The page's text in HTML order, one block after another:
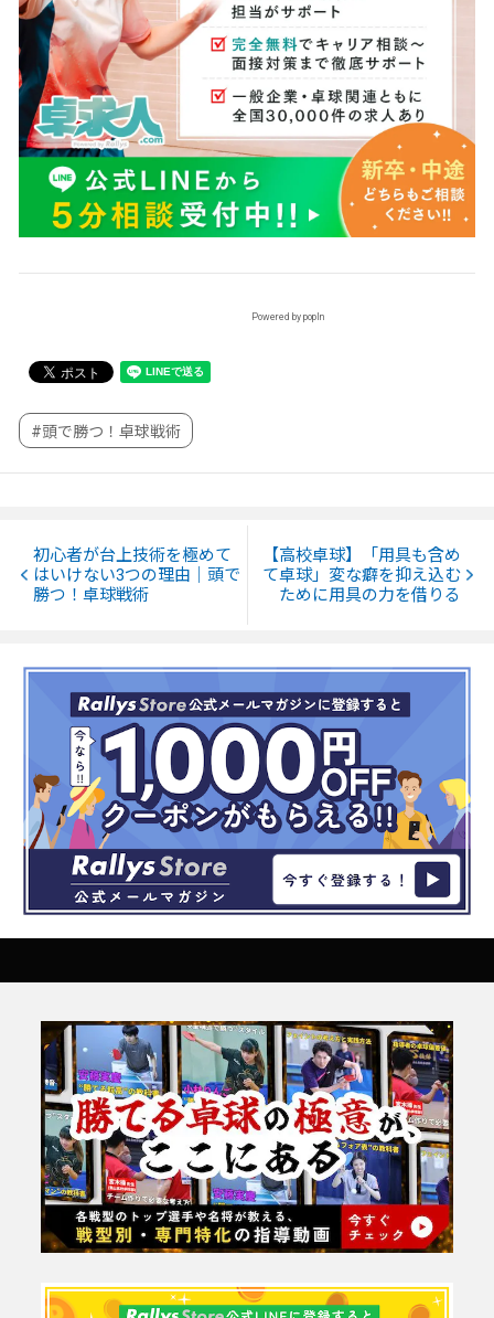
Powered by popIn
#頭で勝つ！卓球戦術
初心者が台上技術を極めて
はいけない3つの理由｜頭で
勝つ！卓球戦術
【高校卓球】「用具も含め
て卓球」変な癖を抑え込む
ために用具の力を借りる